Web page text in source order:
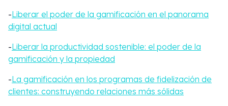
-Liberar el poder de la gamificación en el panorama
digital actual
-Liberar la productividad sostenible: el poder de la
gamificación y la propiedad
-La gamificación en los programas de fidelización de
clientes: construyendo relaciones más sólidas